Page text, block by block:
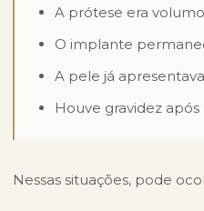
A prótese era
O implante
A pele já
Houve gravidez
Nessas situações, pode